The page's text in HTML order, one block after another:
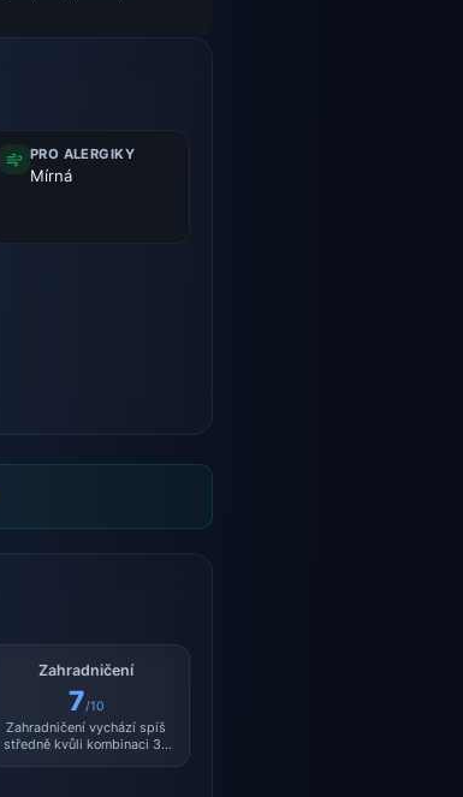
PRO ALERGIKY
Mírná
Zahradničení
7/10
Zahradničení vychází spíš
středně kvůli kombinaci 32